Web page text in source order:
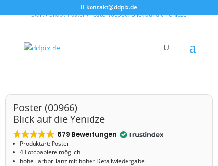
kontakt@ddpix.de
Start/Shop/Poster/ Poster (00966) Blick auf die Yenidze
Poster (00966)
Blick auf die Yenidze
679 Bewertungen
Produktart: Poster
4 Fotopapiere möglich
hohe Farbbrillanz mit hoher Detailwiedergabe